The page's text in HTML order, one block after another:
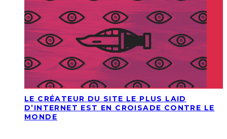
LE CRÉATEUR DU SITE LE PLUS LAID
D’INTERNET EST EN CROISADE CONTRE LE
MONDE